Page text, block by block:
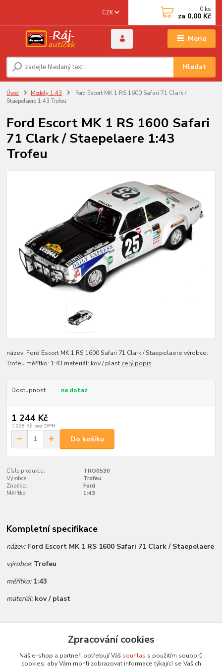
Menu
CZK
Hledat
0 ks
za 0,00 Kč
Úvod Modely 1:43
Ford Escort MK 1 RS 1600 Safari 71 Clark /
Staepelaere 1:43 Trofeu
Ford Escort MK 1 RS 1600 Safari
71 Clark / Staepelaere 1:43
Trofeu
název: Ford Escort MK 1 RS 1600 Safari 71 Clark / Staepelaere výrobce:
Trofeu měřítko: 1:43 materiál: kov / plast celý popis
Dostupnost na dotaz
1 244 Kč
1 028 Kč bez DPH
Do košíku
Číslo produktu:
TRO0530
Výrobce:
Trofeu
Značka:
Ford
Měřítko:
1:43
Kompletní specifikace
název: Ford Escort MK 1 RS 1600 Safari 71 Clark / Staepelaere
výrobce: Trofeu
měřítko: 1:43
materiál: kov / plast
Zboží zařazeno v kategoriích
Všechny modely
Zpracování cookies
Náš e-shop a partneři potřebují Váš souhlas s použitím souborů
cookies, aby Vám mohli zobrazovat informace týkající se Vašich